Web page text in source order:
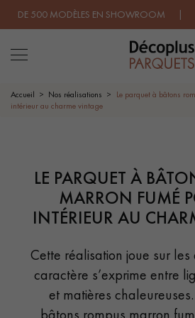
EN SHOWROOM |
PARQUET MASSIF
SOL PLAQUÉ BOIS VERITABLES
PARQUET EN BOIS EXOTIQUE
PARQUET HUILÉ
Accueil Nos réalisations
Le parquet à bâtons
intérieur au charme vintage
LE PARQUET À
MARRON FUMÉ
INTÉRIEUR AU
Cette réalisation joue sur
caractère s’exprime entre
et matières